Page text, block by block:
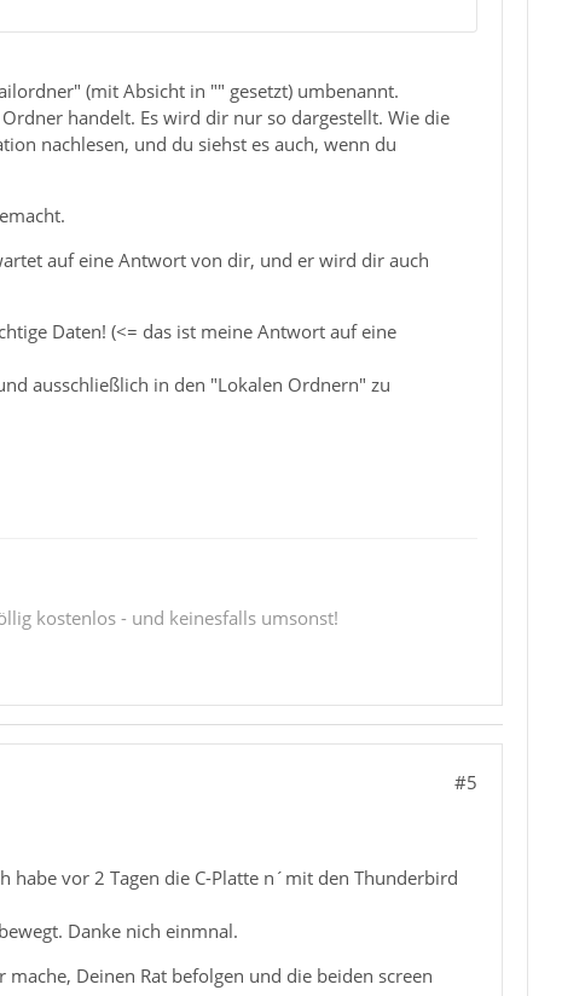
(mit Absicht in "" gesetzt) umbenannt.
handelt. Es wird dir nur so dargestellt. Wie die
nachlesen, und du siehst es auch, wenn du
auf eine Antwort von dir, und er wird dir auch
Daten! (<= das ist meine Antwort auf eine
ausschließlich in den "Lokalen Ordnern" zu
kostenlos - und keinesfalls umsonst!
#5
vor 2 Tagen die C-Platte n´mit den Thunderbird
Danke nich einmnal.
Deinen Rat befolgen und die beiden screen